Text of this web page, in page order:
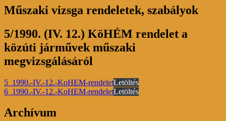
Műszaki vizsga rendeletek, szabályok
5/1990. (IV. 12.) KöHÉM rendelet a
közúti járművek műszaki
megvizsgálásáról
5_1990.-IV.-12.-KoHEM-rendeletLetöltés
6_1990.-IV.-12.-KoHEM-rendeletLetöltés
Archívum